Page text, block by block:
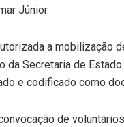
Júnior.
a mobilização
da Secretaria de
e codificado como
de